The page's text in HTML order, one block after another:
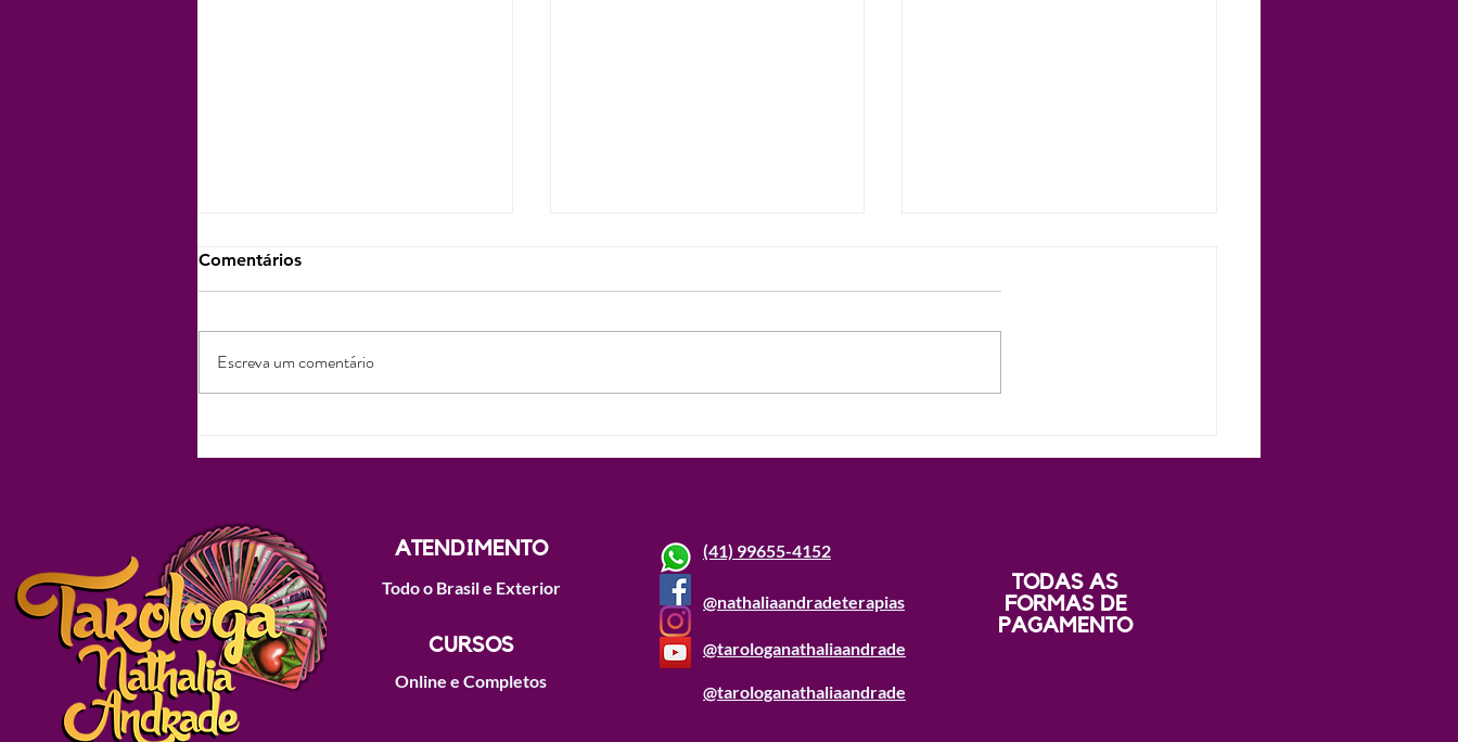
Intuição Cigana:
Milenar do Povo Cigano
Tarot e a Umbanda como
Complementares: Elevando
Comentários
Escreva um comentário
ATENDIMENTO
Todo o Brasil e Exterior
CURSOS
Online e Completos
(41) 99655-4152
@nathaliaandradeterapias
@tarologanathaliaandrade
@tarologanathaliaandrade
TODAS AS
FORMAS DE
PAGAMENTO